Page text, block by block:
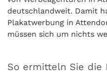
deutschlandweit. Damit
Plakatwerbung in
müssen sich um nichts
So ermitteln Sie die